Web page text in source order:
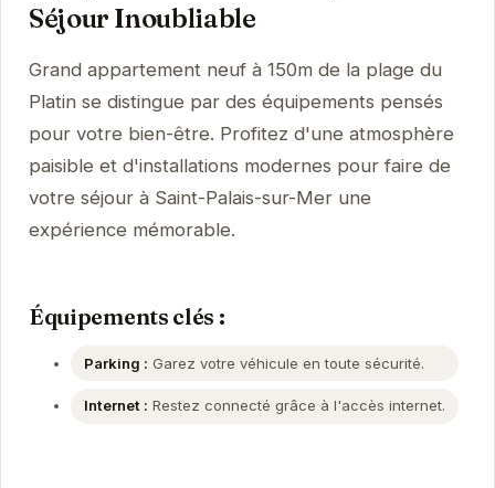
Séjour Inoubliable
Grand appartement neuf à 150m de la plage du
Platin se distingue par des équipements pensés
pour votre bien-être. Profitez d'une atmosphère
paisible et d'installations modernes pour faire de
votre séjour à Saint-Palais-sur-Mer une
expérience mémorable.
Équipements clés :
Parking : Garez votre véhicule en toute sécurité.
Internet : Restez connecté grâce à l'accès internet.